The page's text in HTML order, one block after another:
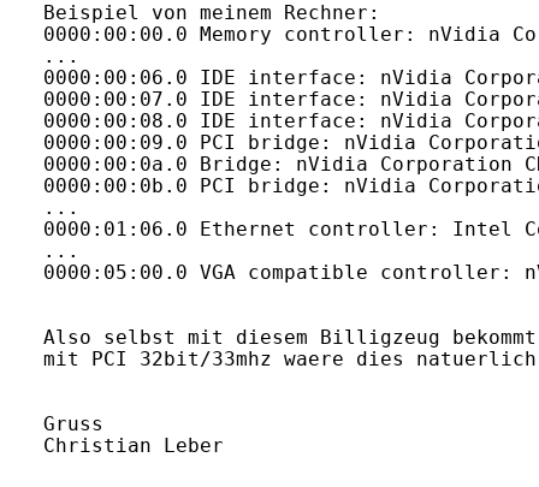
Beispiel von meinem Rechner:
0000:00:00.0 Memory controller: nVidia
...
0000:00:06.0 IDE interface: nVidia
0000:00:07.0 IDE interface: nVidia
0000:00:08.0 IDE interface: nVidia
0000:00:09.0 PCI bridge: nVidia
0000:00:0a.0 Bridge: nVidia Corporation
0000:00:0b.0 PCI bridge: nVidia
...
0000:01:06.0 Ethernet controller: Intel
...
0000:05:00.0 VGA compatible controller:
Also selbst mit diesem Billigzeug bekommt
mit PCI 32bit/33mhz waere dies
Gruss
Christian Leber